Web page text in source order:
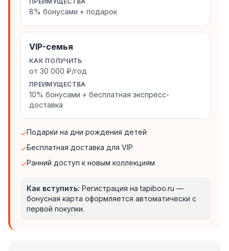
8% бонусами + подарок
VIP-семья
КАК ПОЛУЧИТЬ
от 30 000 ₽/год
ПРЕИМУЩЕСТВА
10% бонусами + бесплатная экспресс-
доставка
✓Подарки на дни рождения детей
✓Бесплатная доставка для VIP
✓Ранний доступ к новым коллекциям
Как вступить: Регистрация на tapiboo.ru —
бонусная карта оформляется автоматически с
первой покупки.